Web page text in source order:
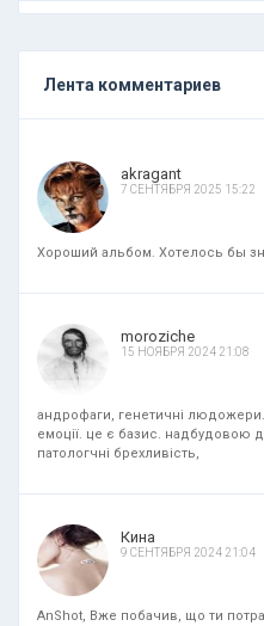
Лента комментариев
akragant
7 СЕНТЯБРЯ 2025 15:22
Хороший альбом. Хотелось бы
moroziche
15 НОЯБРЯ 2024 21:08
андрофаги, генетичні
емоції. це є базис. надбудовою до
патологчні брехливість,
Кина
9 СЕНТЯБРЯ 2024 21:04
AnShot, Вже побачив, що ти